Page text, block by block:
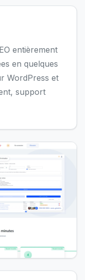
entièrement
en quelques
WordPress et
support